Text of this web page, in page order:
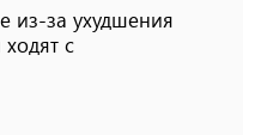
из-за ухудшения
с